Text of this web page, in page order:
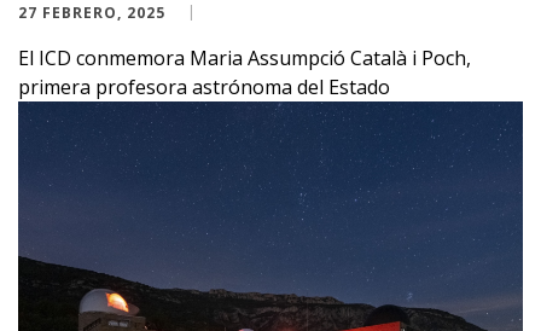
27 FEBRERO, 2025
El ICD conmemora Maria Assumpció Català i Poch,
primera profesora astrónoma del Estado